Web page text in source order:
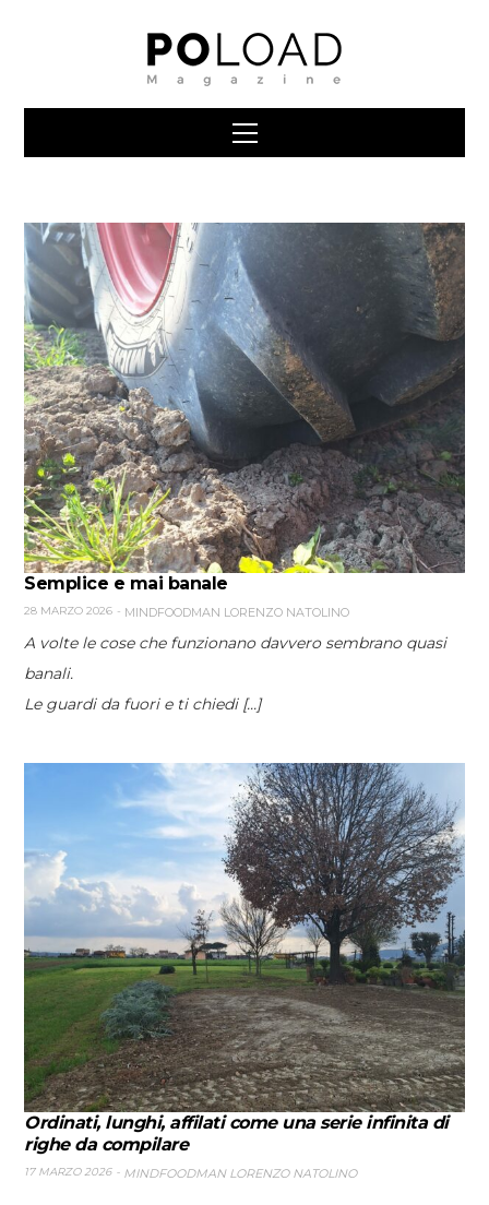
Semplice e mai banale
28 MARZO 2026 MINDFOODMAN LORENZO NATOLINO
A volte le cose che funzionano davvero sembrano quasi
banali.
Le guardi da fuori e ti chiedi [...]
Ordinati, lunghi, affilati come una serie infinita di
righe da compilare
17 MARZO 2026 MINDFOODMAN LORENZO NATOLINO